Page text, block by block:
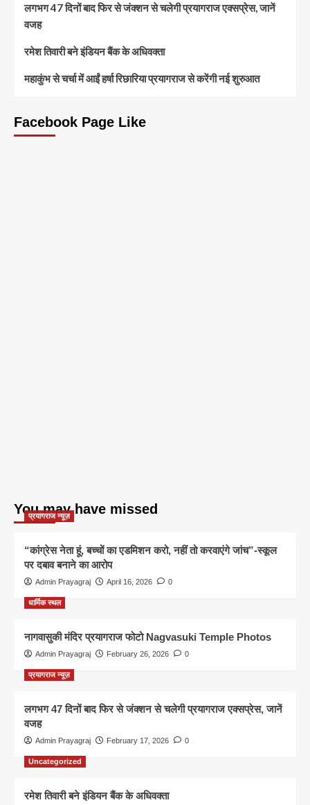
लगभग 47 दिनों बाद फिर से जंक्शन से चलेगी प्रयागराज एक्सप्रेस, जानें
वजह
रमेश तिवारी बने इंडियन बैंक के अधिवक्ता
महाकुंभ से चर्चा में आईं हर्षा रिछारिया प्रयागराज से करेंगी नई शुरुआत
Facebook Page Like
You may have missed
प्रयागराज न्यूज़
“कांग्रेस नेता हूं, बच्चों का एडमिशन करो, नहीं तो करवाएंगे जांच”-स्कूल
पर दबाव बनाने का आरोप
Admin Prayagraj April 16, 2026 0
धार्मिक स्थल
नागवासुकी मंदिर प्रयागराज फोटो Nagvasuki Temple Photos
Admin Prayagraj February 26, 2026 0
प्रयागराज न्यूज़
लगभग 47 दिनों बाद फिर से जंक्शन से चलेगी प्रयागराज एक्सप्रेस, जानें
वजह
Admin Prayagraj February 17, 2026 0
Uncategorized
रमेश तिवारी बने इंडियन बैंक के अधिवक्ता